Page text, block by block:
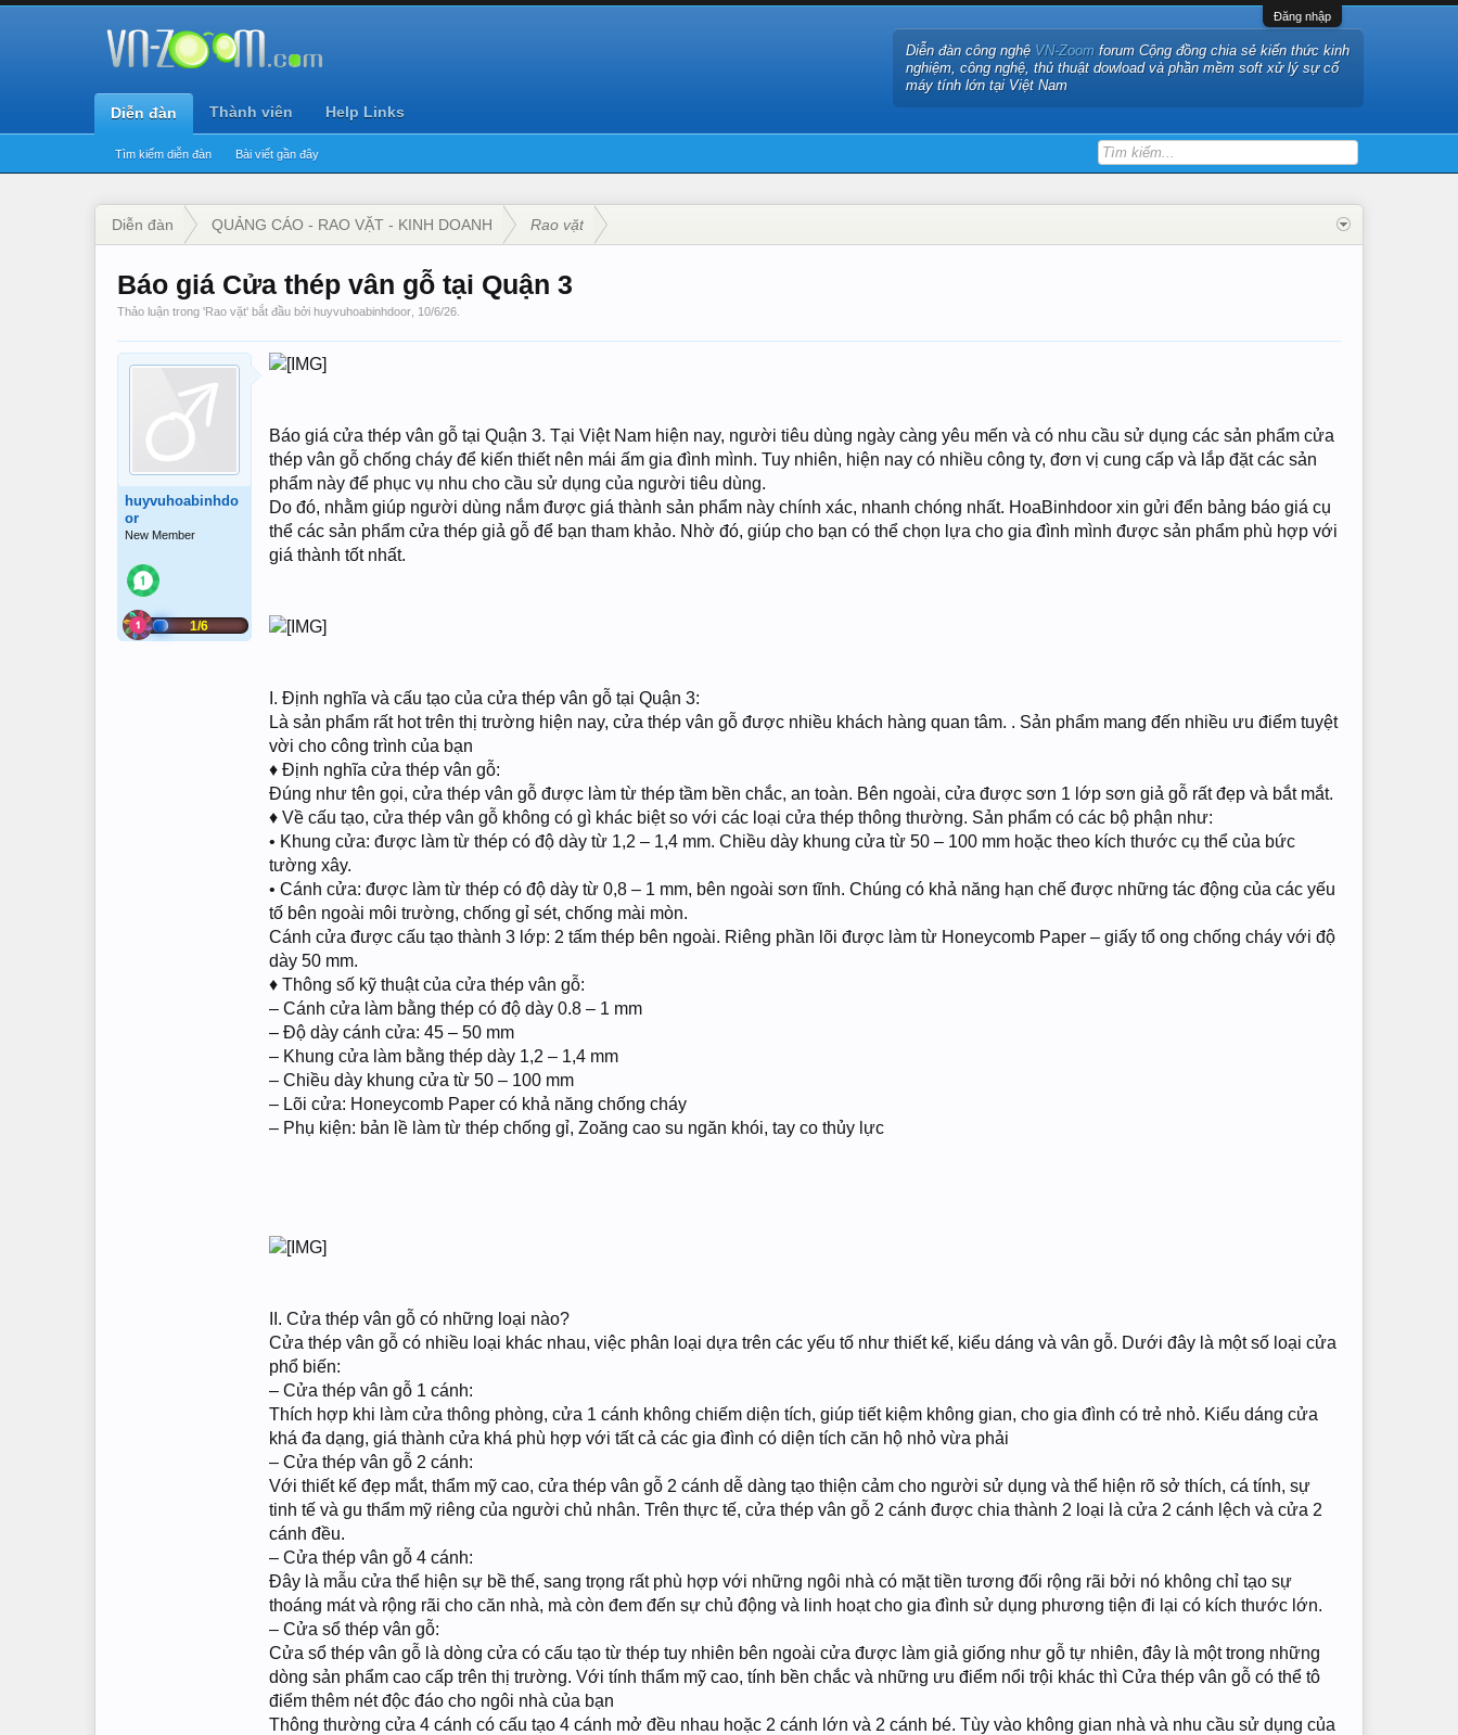
Đăng nhập
Diễn đàn công nghệ VN-Zoom forum Cộng đồng chia sẻ kiến thức kinh
nghiệm, công nghệ, thủ thuật dowload và phần mềm soft xử lý sự cố
máy tính lớn tại Việt Nam
Diễn đàn
Tìm kiếm diễn đàn Bài viết gần đây
Thành viên Help Links
Diễn đàn QUẢNG CÁO - RAO VẶT - KINH DOANH Rao vặt
Báo giá Cửa thép vân gỗ tại Quận 3
Thảo luận trong 'Rao vặt' bắt đầu bởi huyvuhoabinhdoor 10/6/26
huyvuhoabinhdo
or
New Member
1/6
Báo giá cửa thép vân gỗ tại Quận 3. Tại Việt Nam hiện nay, người tiêu dùng ngày càng yêu mến và có nhu cầu sử dụng các sản phẩm cửa
thép vân gỗ chống cháy để kiến thiết nên mái ấm gia đình mình. Tuy nhiên, hiện nay có nhiều công ty, đơn vị cung cấp và lắp đặt các sản
phẩm này để phục vụ nhu cho cầu sử dụng của người tiêu dùng.
Do đó, nhằm giúp người dùng nắm được giá thành sản phẩm này chính xác, nhanh chóng nhất. HoaBinhdoor xin gửi đển bảng báo giá cụ
thể các sản phẩm cửa thép giả gỗ để bạn tham khảo. Nhờ đó, giúp cho bạn có thể chọn lựa cho gia đình mình được sản phẩm phù hợp với
giá thành tốt nhất.
I. Định nghĩa và cấu tạo của cửa thép vân gỗ tại Quận 3:
Là sản phẩm rất hot trên thị trường hiện nay, cửa thép vân gỗ được nhiều khách hàng quan tâm. . Sản phẩm mang đến nhiều ưu điểm tuyệt
vời cho công trình của bạn
♦ Định nghĩa cửa thép vân gỗ:
Đúng như tên gọi, cửa thép vân gỗ được làm từ thép tầm bền chắc, an toàn. Bên ngoài, cửa được sơn 1 lớp sơn giả gỗ rất đẹp và bắt mắt.
♦ Về cấu tạo, cửa thép vân gỗ không có gì khác biệt so với các loại cửa thép thông thường. Sản phẩm có các bộ phận như:
• Khung cửa: được làm từ thép có độ dày từ 1,2 – 1,4 mm. Chiều dày khung cửa từ 50 – 100 mm hoặc theo kích thước cụ thể của bức
tường xây.
• Cánh cửa: được làm từ thép có độ dày từ 0,8 – 1 mm, bên ngoài sơn tĩnh. Chúng có khả năng hạn chế được những tác động của các yếu
tố bên ngoài môi trường, chống gỉ sét, chống mài mòn.
Cánh cửa được cấu tạo thành 3 lớp: 2 tấm thép bên ngoài. Riêng phần lõi được làm từ Honeycomb Paper – giấy tổ ong chống cháy với độ
dày 50 mm.
♦ Thông số kỹ thuật của cửa thép vân gỗ:
– Cánh cửa làm bằng thép có độ dày 0.8 – 1 mm
– Độ dày cánh cửa: 45 – 50 mm
– Khung cửa làm bằng thép dày 1,2 – 1,4 mm
– Chiều dày khung cửa từ 50 – 100 mm
– Lõi cửa: Honeycomb Paper có khả năng chống cháy
– Phụ kiện: bản lề làm từ thép chống gỉ, Zoăng cao su ngăn khói, tay co thủy lực
II. Cửa thép vân gỗ có những loại nào?
Cửa thép vân gỗ có nhiều loại khác nhau, việc phân loại dựa trên các yếu tố như thiết kế, kiểu dáng và vân gỗ. Dưới đây là một số loại cửa
phổ biến:
– Cửa thép vân gỗ 1 cánh:
Thích hợp khi làm cửa thông phòng, cửa 1 cánh không chiếm diện tích, giúp tiết kiệm không gian, cho gia đình có trẻ nhỏ. Kiểu dáng cửa
khá đa dạng, giá thành cửa khá phù hợp với tất cả các gia đình có diện tích căn hộ nhỏ vừa phải
– Cửa thép vân gỗ 2 cánh:
Với thiết kế đẹp mắt, thẩm mỹ cao, cửa thép vân gỗ 2 cánh dễ dàng tạo thiện cảm cho người sử dụng và thể hiện rõ sở thích, cá tính, sự
tinh tế và gu thẩm mỹ riêng của người chủ nhân. Trên thực tế, cửa thép vân gỗ 2 cánh được chia thành 2 loại là cửa 2 cánh lệch và cửa 2
cánh đều.
– Cửa thép vân gỗ 4 cánh:
Đây là mẫu cửa thể hiện sự bề thế, sang trọng rất phù hợp với những ngôi nhà có mặt tiền tương đối rộng rãi bởi nó không chỉ tạo sự
thoáng mát và rộng rãi cho căn nhà, mà còn đem đến sự chủ động và linh hoạt cho gia đình sử dụng phương tiện đi lại có kích thước lớn.
– Cửa sổ thép vân gỗ:
Cửa sổ thép vân gỗ là dòng cửa có cấu tạo từ thép tuy nhiên bên ngoài cửa được làm giả giống như gỗ tự nhiên, đây là một trong những
dòng sản phẩm cao cấp trên thị trường. Với tính thẩm mỹ cao, tính bền chắc và những ưu điểm nổi trội khác thì Cửa thép vân gỗ có thể tô
điểm thêm nét độc đáo cho ngôi nhà của bạn
Thông thường cửa 4 cánh có cấu tạo 4 cánh mở đều nhau hoặc 2 cánh lớn và 2 cánh bé. Tùy vào không gian nhà và nhu cầu sử dụng của